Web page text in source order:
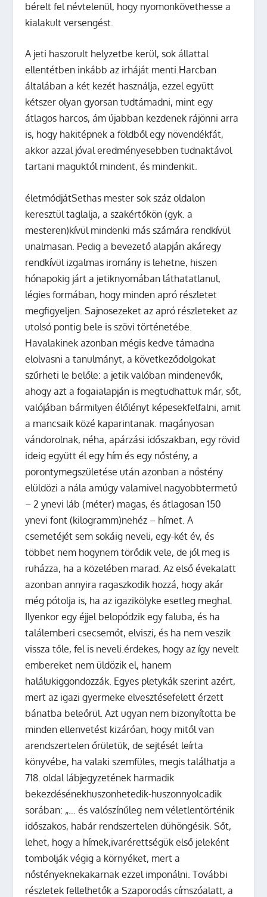
bérelt fel névtelenül, hogy nyomonkövethesse a
kialakult versengést.
A jeti haszorult helyzetbe kerül, sok állattal
ellentétben inkább az irháját menti.Harcban
általában a két kezét használja, ezzel együtt
kétszer olyan gyorsan tudtámadni, mint egy
átlagos harcos, ám újabban kezdenek rájönni arra
is, hogy hakitépnek a földből egy növendékfát,
akkor azzal jóval eredményesebben tudnaktávol
tartani maguktól mindent, és mindenkit.
életmódjátSethas mester sok száz oldalon
keresztül taglalja, a szakértőkön (gyk. a
mesteren)kívül mindenki más számára rendkívül
unalmasan. Pedig a bevezető alapján akáregy
rendkívül izgalmas iromány is lehetne, hiszen
hónapokig járt a jetiknyomában láthatatlanul,
légies formában, hogy minden apró részletet
megfigyeljen. Sajnosezeket az apró részleteket az
utolsó pontig bele is szövi történetébe.
Havalakinek azonban mégis kedve támadna
elolvasni a tanulmányt, a következődolgokat
szűrheti le belőle: a jetik valóban mindenevők,
ahogy azt a fogaialapján is megtudhattuk már, sőt,
valójában bármilyen élőlényt képesekfelfalni, amit
a mancsaik közé kaparintanak. magányosan
vándorolnak, néha, apárzási időszakban, egy rövid
ideig együtt él egy hím és egy nőstény, a
porontymegszületése után azonban a nőstény
elüldözi a nála amúgy valamivel nagyobbtermetű
– 2 ynevi láb (méter) magas, és átlagosan 150
ynevi font (kilogramm)nehéz – hímet. A
csemetéjét sem sokáig neveli, egy-két év, és
többet nem hogynem törődik vele, de jól meg is
ruházza, ha a közelében marad. Az első évekalatt
azonban annyira ragaszkodik hozzá, hogy akár
még pótolja is, ha az igazikölyke esetleg meghal.
Ilyenkor egy éjjel belopódzik egy faluba, és ha
találemberi csecsemőt, elviszi, és ha nem veszik
vissza tőle, fel is neveli.érdekes, hogy az így nevelt
embereket nem üldözik el, hanem
halálukiggondozzák. Egyes pletykák szerint azért,
mert az igazi gyermeke elvesztésefelett érzett
bánatba beleőrül. Azt ugyan nem bizonyította be
minden ellenvetést kizáróan, hogy mitől van
arendszertelen őrületük, de sejtését leírta
könyvébe, ha valaki szemfüles, megis találhatja a
718. oldal lábjegyzetének harmadik
bekezdésénekhuszonhetedik-huszonnyolcadik
sorában: „… és valószínűleg nem véletlentörténik
időszakos, habár rendszertelen dühöngésik. Sőt,
lehet, hogy a hímek,ivarérettségük első jeleként
tombolják végig a környéket, mert a
nőstényeknekakarnak ezzel imponálni. További
részletek fellelhetők a Szaporodás címszóalatt, a